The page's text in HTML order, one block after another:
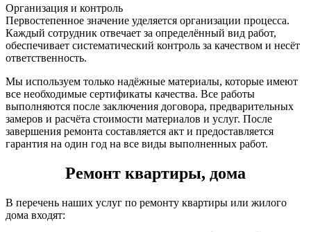
Организация и контроль
Первостепенное значение уделяется организации процесса.
Каждый сотрудник отвечает за определённый вид работ,
обеспечивает систематический контроль за качеством и несёт
ответственность.
Мы используем только надёжные материалы, которые имеют
все необходимые сертификаты качества. Все работы
выполняются после заключения договора, предварительных
замеров и расчёта стоимости материалов и услуг. После
завершения ремонта составляется акт и предоставляется
гарантия на один год на все виды выполненных работ.
Ремонт квартиры, дома
В перечень наших услуг по ремонту квартиры или жилого
дома входят: